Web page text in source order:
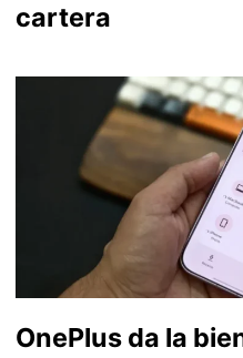
cartera
OnePlus da la